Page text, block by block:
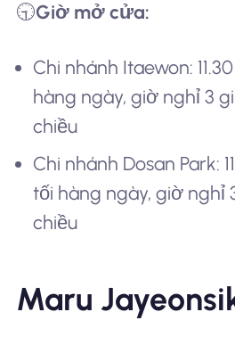
🕤Giờ mở cửa:
Chi nhánh Itaewon:
hàng ngày, giờ nghỉ 3
chiều
Chi nhánh Dosan Park:
tối hàng ngày, giờ nghỉ
chiều
Maru